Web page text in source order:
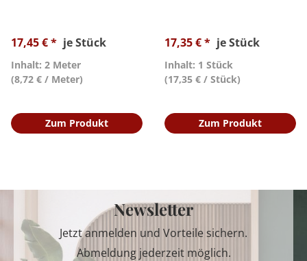
17,45 € * je Stück
Inhalt: 2 Meter
(8,72 € / Meter)
Zum Produkt
17,35 € * je Stück
Inhalt: 1 Stück
(17,35 € / Stück)
Zum Produkt
Newsletter
Jetzt anmelden und Vorteile sichern.
Abmeldung jederzeit möglich.